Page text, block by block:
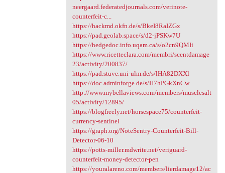
neergaard.federatedjournals.com/verinote-
counterfeit-c...
https://hackmd.okfn.de/s/BkeI8RaIZGx
https://pad.geolab.space/s/d2-jPSKw7U
https://hedgedoc.info.uqam.ca/s/o2cn9QMIi
https://www.ricetteclara.com/membri/scentdamage
23/activity/200837/
https://pad.stuve.uni-ulm.de/s/lHA82DXXl
https://doc.adminforge.de/s/H7hPGkXnCw
http://www.mybellaviews.com/members/musclesalt
05/activity/12895/
https://blogfreely.net/horsespace75/counterfeit-
currency-sentinel
https://graph.org/NoteSentry-Counterfeit-Bill-
Detector-06-10
https://potts-miller.mdwrite.net/veriguard-
counterfeit-money-detector-pen
https://youralareno.com/members/lierdamage12/ac